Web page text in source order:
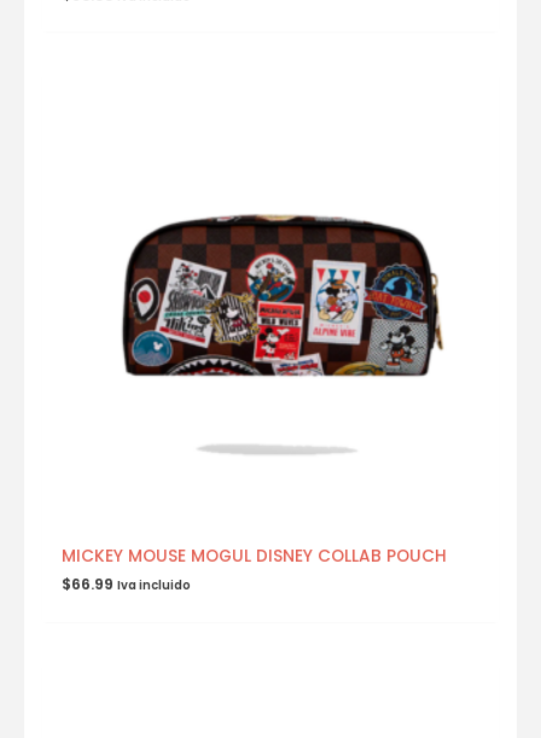
MICKEY MOUSE MOGUL DISNEY COLLAB POUCH
$66.99 Iva incluido